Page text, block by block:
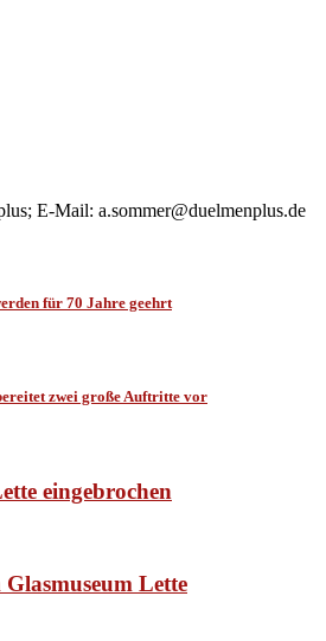
E-Mail: a.sommer@duelmenplus.de
für 70 Jahre geehrt
zwei große Auftritte vor
eingebrochen
Lette